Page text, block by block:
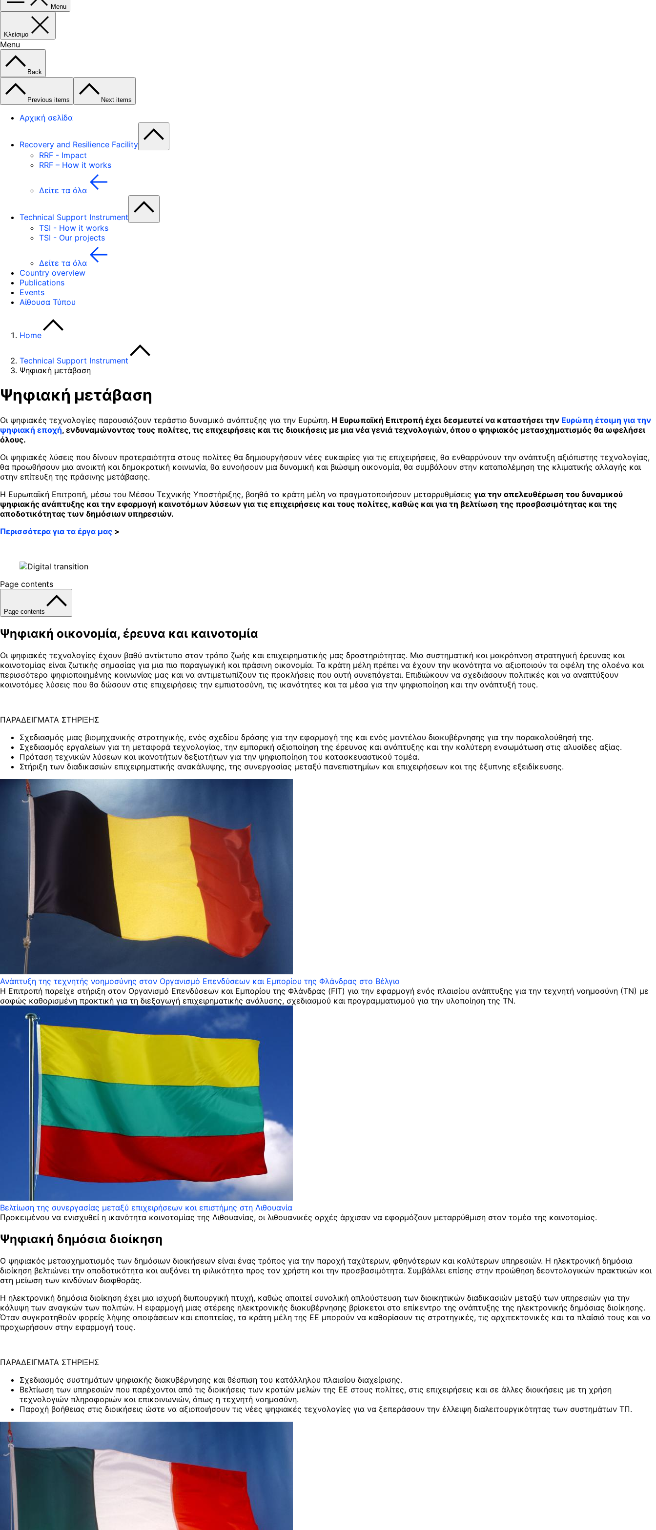
Menu
Κλείσιμο
Menu
Back
Previous items Next items
Αρχική σελίδα
Recovery and Resilience Facility
RRF - Impact
RRF – How it works
Δείτε τα όλα
Technical Support Instrument
TSI - How it works
TSI - Our projects
Δείτε τα όλα
Country overview
Publications
Events
Αίθουσα Τύπου
Home
Technical Support Instrument
Ψηφιακή μετάβαση
Ψηφιακή μετάβαση
Οι ψηφιακές τεχνολογίες παρουσιάζουν τεράστιο δυναμικό ανάπτυξης για την Ευρώπη. Η Ευρωπαϊκή Επιτροπή έχει δεσμευτεί να καταστήσει την Ευρώπη έτοιμη για την
ψηφιακή εποχή, ενδυναμώνοντας τους πολίτες, τις επιχειρήσεις και τις διοικήσεις με μια νέα γενιά τεχνολογιών, όπου ο ψηφιακός μετασχηματισμός θα ωφελήσει
όλους.
Οι ψηφιακές λύσεις που δίνουν προτεραιότητα στους πολίτες θα δημιουργήσουν νέες ευκαιρίες για τις επιχειρήσεις, θα ενθαρρύνουν την ανάπτυξη αξιόπιστης τεχνολογίας,
θα προωθήσουν μια ανοικτή και δημοκρατική κοινωνία, θα ευνοήσουν μια δυναμική και βιώσιμη οικονομία, θα συμβάλουν στην καταπολέμηση της κλιματικής αλλαγής και
στην επίτευξη της πράσινης μετάβασης.
Η Ευρωπαϊκή Επιτροπή, μέσω του Μέσου Τεχνικής Υποστήριξης, βοηθά τα κράτη μέλη να πραγματοποιήσουν μεταρρυθμίσεις για την απελευθέρωση του δυναμικού
ψηφιακής ανάπτυξης και την εφαρμογή καινοτόμων λύσεων για τις επιχειρήσεις και τους πολίτες, καθώς και για τη βελτίωση της προσβασιμότητας και της
αποδοτικότητας των δημόσιων υπηρεσιών.
Περισσότερα για τα έργα μας >
Page contents
Page contents
Ψηφιακή οικονομία, έρευνα και καινοτομία
Οι ψηφιακές τεχνολογίες έχουν βαθύ αντίκτυπο στον τρόπο ζωής και επιχειρηματικής μας δραστηριότητας. Μια συστηματική και μακρόπνοη στρατηγική έρευνας και
καινοτομίας είναι ζωτικής σημασίας για μια πιο παραγωγική και πράσινη οικονομία. Τα κράτη μέλη πρέπει να έχουν την ικανότητα να αξιοποιούν τα οφέλη της ολοένα και
περισσότερο ψηφιοποιημένης κοινωνίας μας και να αντιμετωπίζουν τις προκλήσεις που αυτή συνεπάγεται. Επιδιώκουν να σχεδιάσουν πολιτικές και να αναπτύξουν
καινοτόμες λύσεις που θα δώσουν στις επιχειρήσεις την εμπιστοσύνη, τις ικανότητες και τα μέσα για την ψηφιοποίηση και την ανάπτυξή τους.
ΠΑΡΑΔΕΙΓΜΑΤΑ ΣΤΗΡΙΞΗΣ
Σχεδιασμός μιας βιομηχανικής στρατηγικής, ενός σχεδίου δράσης για την εφαρμογή της και ενός μοντέλου διακυβέρνησης για την παρακολούθησή της.
Σχεδιασμός εργαλείων για τη μεταφορά τεχνολογίας, την εμπορική αξιοποίηση της έρευνας και ανάπτυξης και την καλύτερη ενσωμάτωση στις αλυσίδες αξίας.
Πρόταση τεχνικών λύσεων και ικανοτήτων δεξιοτήτων για την ψηφιοποίηση του κατασκευαστικού τομέα.
Στήριξη των διαδικασιών επιχειρηματικής ανακάλυψης, της συνεργασίας μεταξύ πανεπιστημίων και επιχειρήσεων και της έξυπνης εξειδίκευσης.
Ανάπτυξη της τεχνητής νοημοσύνης στον Οργανισμό Επενδύσεων και Εμπορίου της Φλάνδρας στο Βέλγιο
Η Επιτροπή παρείχε στήριξη στον Οργανισμό Επενδύσεων και Εμπορίου της Φλάνδρας (FIT) για την εφαρμογή ενός πλαισίου ανάπτυξης για την τεχνητή νοημοσύνη (ΤΝ) με
σαφώς καθορισμένη πρακτική για τη διεξαγωγή επιχειρηματικής ανάλυσης, σχεδιασμού και προγραμματισμού για την υλοποίηση της ΤΝ.
Βελτίωση της συνεργασίας μεταξύ επιχειρήσεων και επιστήμης στη Λιθουανία
Προκειμένου να ενισχυθεί η ικανότητα καινοτομίας της Λιθουανίας, οι λιθουανικές αρχές άρχισαν να εφαρμόζουν μεταρρύθμιση στον τομέα της καινοτομίας.
Ψηφιακή δημόσια διοίκηση
Ο ψηφιακός μετασχηματισμός των δημόσιων διοικήσεων είναι ένας τρόπος για την παροχή ταχύτερων, φθηνότερων και καλύτερων υπηρεσιών. Η ηλεκτρονική δημόσια
διοίκηση βελτιώνει την αποδοτικότητα και αυξάνει τη φιλικότητα προς τον χρήστη και την προσβασιμότητα. Συμβάλλει επίσης στην προώθηση δεοντολογικών πρακτικών και
στη μείωση των κινδύνων διαφθοράς.
Η ηλεκτρονική δημόσια διοίκηση έχει μια ισχυρή διυπουργική πτυχή, καθώς απαιτεί συνολική απλούστευση των διοικητικών διαδικασιών μεταξύ των υπηρεσιών για την
κάλυψη των αναγκών των πολιτών. Η εφαρμογή μιας στέρεης ηλεκτρονικής διακυβέρνησης βρίσκεται στο επίκεντρο της ανάπτυξης της ηλεκτρονικής δημόσιας διοίκησης.
Όταν συγκροτηθούν φορείς λήψης αποφάσεων και εποπτείας, τα κράτη μέλη της ΕΕ μπορούν να καθορίσουν τις στρατηγικές, τις αρχιτεκτονικές και τα πλαίσιά τους και να
προχωρήσουν στην εφαρμογή τους.
ΠΑΡΑΔΕΙΓΜΑΤΑ ΣΤΗΡΙΞΗΣ
Σχεδιασμός συστημάτων ψηφιακής διακυβέρνησης και θέσπιση του κατάλληλου πλαισίου διαχείρισης.
Βελτίωση των υπηρεσιών που παρέχονται από τις διοικήσεις των κρατών μελών της ΕΕ στους πολίτες, στις επιχειρήσεις και σε άλλες διοικήσεις με τη χρήση
τεχνολογιών πληροφοριών και επικοινωνιών, όπως η τεχνητή νοημοσύνη.
Παροχή βοήθειας στις διοικήσεις ώστε να αξιοποιήσουν τις νέες ψηφιακές τεχνολογίες για να ξεπεράσουν την έλλειψη διαλειτουργικότητας των συστημάτων ΤΠ.